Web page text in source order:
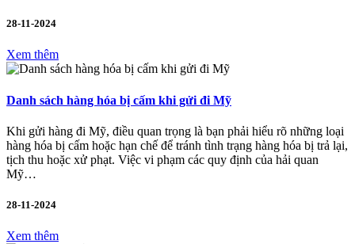
28-11-2024
Xem thêm
Danh sách hàng hóa bị cấm khi gửi đi Mỹ
Khi gửi hàng đi Mỹ, điều quan trọng là bạn phải hiểu rõ những loại
hàng hóa bị cấm hoặc hạn chế để tránh tình trạng hàng hóa bị trả lại,
tịch thu hoặc xử phạt. Việc vi phạm các quy định của hải quan
Mỹ…
28-11-2024
Xem thêm